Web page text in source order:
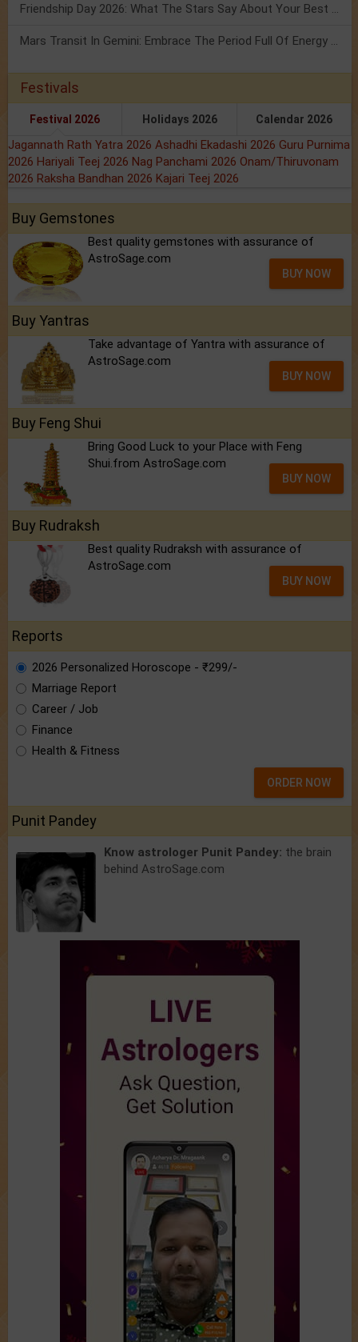
Friendship Day 2026: What The Stars Say About Your Best Friend!
Mars Transit In Gemini: Embrace The Period Full Of Energy & Intelligence
Festivals
Festival 2026 Holidays 2026 Calendar 2026
Jagannath Rath Yatra 2026 Ashadhi Ekadashi 2026 Guru Purnima
2026 Hariyali Teej 2026 Nag Panchami 2026 Onam/Thiruvonam
2026 Raksha Bandhan 2026 Kajari Teej 2026
Buy Gemstones
Best quality gemstones with assurance of
AstroSage.com
BUY NOW
Buy Yantras
Take advantage of Yantra with assurance of
AstroSage.com
BUY NOW
Buy Feng Shui
Bring Good Luck to your Place with Feng
Shui.from AstroSage.com
BUY NOW
Buy Rudraksh
Best quality Rudraksh with assurance of
AstroSage.com
BUY NOW
Reports
2026 Personalized Horoscope - ₹299/-
Marriage Report
Career / Job
Finance
Health & Fitness
ORDER NOW
Punit Pandey
Know astrologer Punit Pandey: the brain
behind AstroSage.com